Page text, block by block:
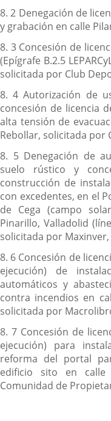
8. 2 Denegación de
y grabación en calle
8. 3 Concesión de
(Epígrafe B.2.5
solicitada por Club
8. 4 Autorización de
concesión de licencia
alta tensión de
Rebollar, solicitada por
8. 5 Denegación de
suelo rústico y
construcción de
con excedentes, en el
de Cega (campo
Pinarillo, Valladolid
solicitada por Maxinver,
8. 6 Concesión de
ejecución) de
automáticos y
contra incendios en
solicitada por
8. 7 Concesión de
ejecución) para
reforma del portal
edificio sito en calle
Comunidad de